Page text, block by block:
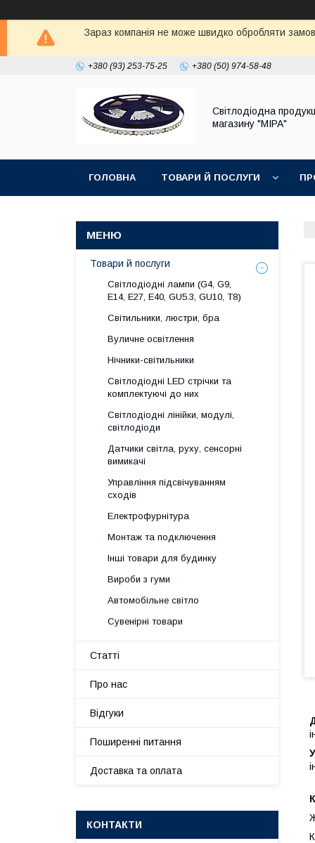
Зараз компанія не може швидко обробляти
+380 (93) 253-75-25 +380 (50) 974-58-48
Світлодіодна
магазину "МІРА"
ГОЛОВНА ТОВАРИ Й ПОСЛУГИ
Товари й послуги
Світлодіодні лампи (G4, G9,
E14, E27, Е40, GU5.3, GU10, Т8)
Світильники, люстри, бра
Вуличне освітлення
Нічники-світильники
Світлодіодні LED стрічки та
комплектуючі до них
Світлодіодні лінійки, модулі,
світлодіоди
Датчики світла, руху, сенсорні
вимикачі
Управління підсвічуванням
сходів
Електрофурнітура
Монтаж та подключення
Інші товари для будинку
Вироби з гуми
Автомобільне світло
Сувенірні товари
Статті
Про нас
Відгуки
Поширенні питання
Доставка та оплата
КОНТАКТИ